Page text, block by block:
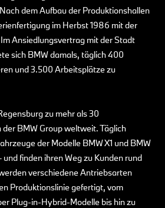
dem Aufbau der Produktionshallen
im Herbst 1986 mit der
Ansiedlungsvertrag mit der Stadt
sich BMW damals, täglich 400
und 3.500 Arbeitsplätze zu
zu mehr als 30
BMW Group weltweit. Täglich
der Modelle BMW X1 und BMW
finden ihren Weg zu Kunden rund
verschiedene Antriebsarten
Produktionslinie gefertigt, vom
Plug-in-Hybrid-Modelle bis hin zu